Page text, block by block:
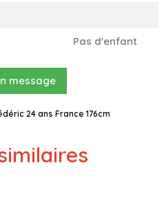
Pas d'enfant
message
24 ans France 176cm